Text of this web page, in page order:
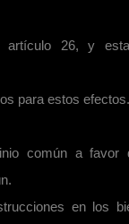
26, y
para estos efectos.
común a
en los